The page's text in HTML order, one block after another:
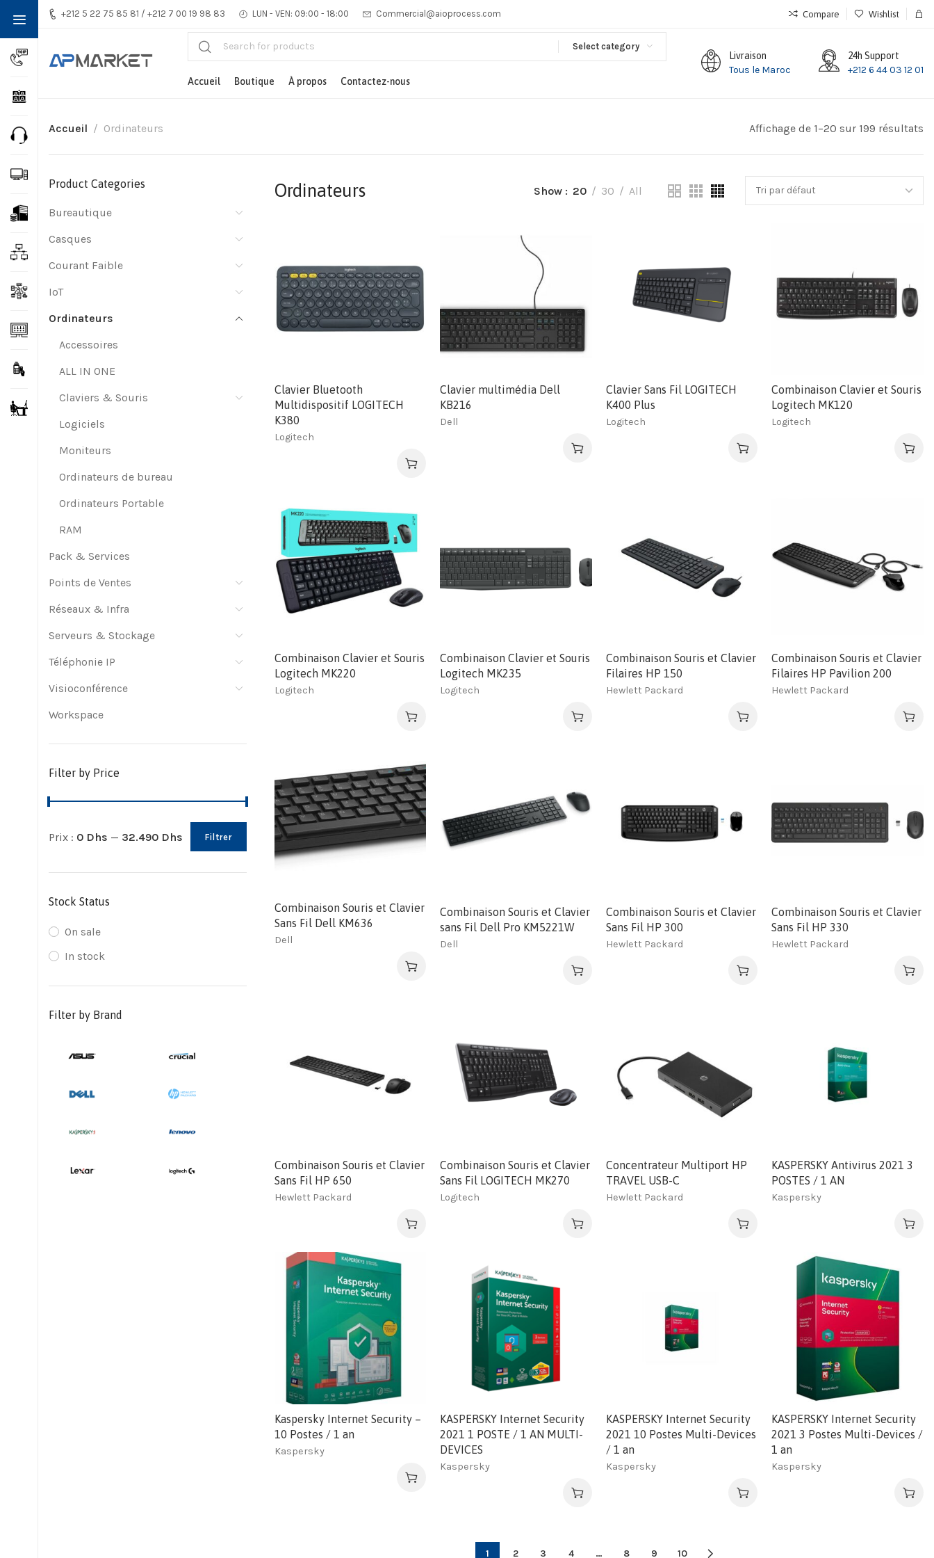
+212 5 22 75 85 81 / +212 7 00 19 98 83 LUN - VEN: 09:00 - 18:00 Commercial@aioprocess.com Compare Wishlist
Select category
Accueil Boutique À propos Contactez-nous
Livraison
Tous le Maroc
24h Support
+212 6 44 03 12 01
Accueil Ordinateurs Affichage de 1–20 sur 199 résultats
Product Categories
Bureautique
Casques
Courant Faible
IoT
Ordinateurs
Accessoires
ALL IN ONE
Claviers & Souris
Logiciels
Moniteurs
Ordinateurs de bureau
Ordinateurs Portable
RAM
Pack & Services
Points de Ventes
Réseaux & Infra
Serveurs & Stockage
Téléphonie IP
Visioconférence
Workspace
Filter by Price
Filtrer
Prix : 0 Dhs — 32.490 Dhs
Stock Status
On sale
In stock
Filter by Brand
Ordinateurs Show 20 30 All
Clavier Bluetooth
Multidispositif LOGITECH
K380
Logitech
Clavier multimédia Dell
KB216
Dell
Clavier Sans Fil LOGITECH
K400 Plus
Logitech
Combinaison Clavier et Souris
Logitech MK120
Logitech
Combinaison Clavier et Souris
Logitech MK220
Logitech
Combinaison Clavier et Souris
Logitech MK235
Logitech
Combinaison Souris et Clavier
Filaires HP 150
Hewlett Packard
Combinaison Souris et Clavier
Filaires HP Pavilion 200
Hewlett Packard
Combinaison Souris et Clavier
Sans Fil Dell KM636
Dell
Combinaison Souris et Clavier
sans Fil Dell Pro KM5221W
Dell
Combinaison Souris et Clavier
Sans Fil HP 300
Hewlett Packard
Combinaison Souris et Clavier
Sans Fil HP 330
Hewlett Packard
Combinaison Souris et Clavier
Sans Fil HP 650
Hewlett Packard
Combinaison Souris et Clavier
Sans Fil LOGITECH MK270
Logitech
Concentrateur Multiport HP
TRAVEL USB-C
Hewlett Packard
KASPERSKY Antivirus 2021 3
POSTES / 1 AN
Kaspersky
Kaspersky Internet Security –
10 Postes / 1 an
Kaspersky
KASPERSKY Internet Security
2021 1 POSTE / 1 AN MULTI-
DEVICES
Kaspersky
KASPERSKY Internet Security
2021 10 Postes Multi-Devices
/ 1 an
Kaspersky
KASPERSKY Internet Security
2021 3 Postes Multi-Devices /
1 an
Kaspersky
1 2 3 4 … 8 9 10